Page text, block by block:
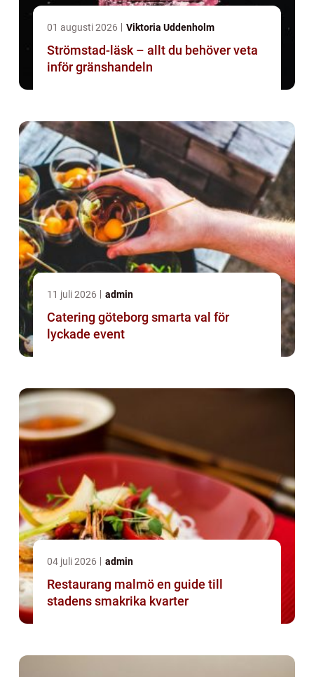
01 augusti 2026 Viktoria Uddenholm
Strömstad-läsk – allt du behöver veta
inför gränshandeln
11 juli 2026 admin
Catering göteborg smarta val för
lyckade event
04 juli 2026 admin
Restaurang malmö en guide till
stadens smakrika kvarter